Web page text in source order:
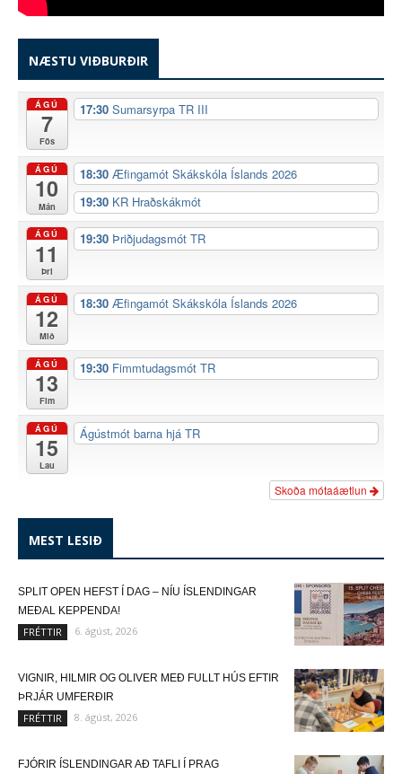
NÆSTU VIÐBURÐIR
ÁGÚ
7
Fös
17:30 Sumarsyrpa TR III
ÁGÚ
10
Mán
18:30 Æfingamót Skákskóla Íslands 2026
19:30 KR Hraðskákmót
ÁGÚ
11
Þri
19:30 Þriðjudagsmót TR
ÁGÚ
12
Mið
18:30 Æfingamót Skákskóla Íslands 2026
ÁGÚ
13
Fim
19:30 Fimmtudagsmót TR
ÁGÚ
15
Lau
Ágústmót barna hjá TR
Skoða mótaáætlun
MEST LESIÐ
SPLIT OPEN HEFST Í DAG – NÍU ÍSLENDINGAR
MEÐAL KEPPENDA!
FRÉTTIR 6. ágúst, 2026
VIGNIR, HILMIR OG OLIVER MEÐ FULLT HÚS EFTIR
ÞRJÁR UMFERÐIR
FRÉTTIR 8. ágúst, 2026
FJÓRIR ÍSLENDINGAR AÐ TAFLI Í PRAG